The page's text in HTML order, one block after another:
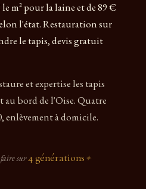
m² pour la laine et de 89 €
l'état. Restauration sur
le tapis, devis gratuit
et expertise les tapis
au bord de l'Oise. Quatre
enlèvement à domicile.
sur4 générations ✦